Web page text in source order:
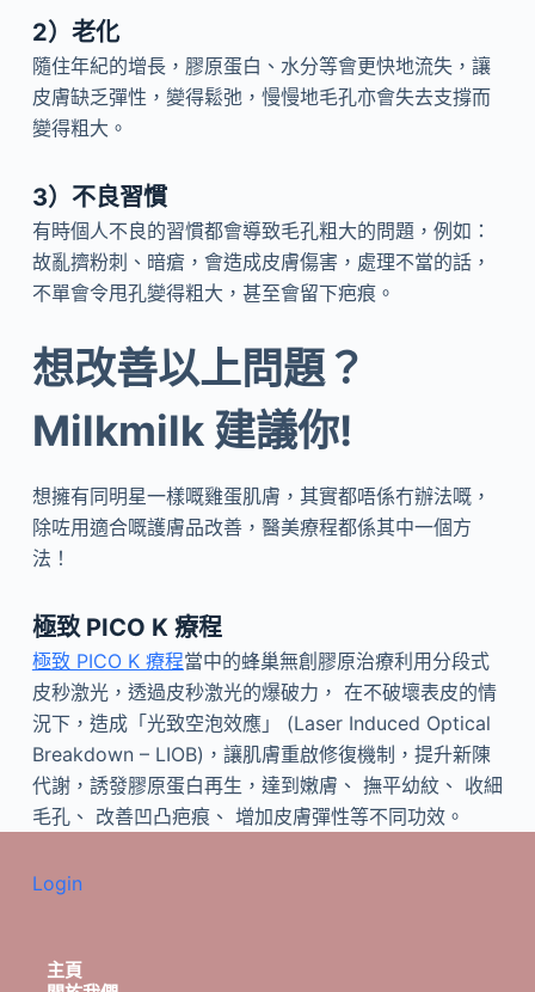
2）老化
隨住年紀的增長，膠原蛋白、水分等會更快地流失，讓
皮膚缺乏彈性，變得鬆弛，慢慢地毛孔亦會失去支撐而
變得粗大。
3）不良習慣
有時個人不良的習慣都會導致毛孔粗大的問題，例如：
故亂擠粉刺、暗瘡，會造成皮膚傷害，處理不當的話，
不單會令甩孔變得粗大，甚至會留下疤痕。
想改善以上問題？
Milkmilk 建議你!
想擁有同明星一樣嘅雞蛋肌膚，其實都唔係冇辦法嘅，
除咗用適合嘅護膚品改善，醫美療程都係其中一個方
法！
極致 PICO K 療程
極致 PICO K 療程當中的蜂巢無創膠原治療利用分段式
皮秒激光，透過皮秒激光的爆破力， 在不破壞表皮的情
況下，造成「光致空泡效應」 (Laser Induced Optical
Breakdown – LIOB)，讓肌膚重啟修復機制，提升新陳
代謝，誘發膠原蛋白再生，達到嫩膚、 撫平幼紋、 收細
毛孔、 改善凹凸疤痕、 增加皮膚彈性等不同功效。
Login
主頁